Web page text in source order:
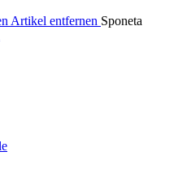
Sponeta